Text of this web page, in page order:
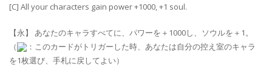
[C] All your characters gain power +1000, +1 soul.
【永】 あなたのキャラすべてに、パワーを＋1000し、ソウルを＋1。
（
：このカードがトリガーした時、あなたは自分の控え室のキャラ
を1枚選び、手札に戻してよい）